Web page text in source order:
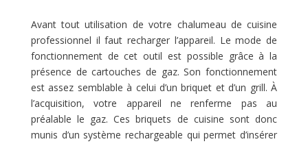
Avant tout utilisation de votre chalumeau de cuisine
professionnel il faut recharger l’appareil. Le mode de
fonctionnement de cet outil est possible grâce à la
présence de cartouches de gaz. Son fonctionnement
est assez semblable à celui d’un briquet et d’un grill. À
l’acquisition, votre appareil ne renferme pas au
préalable le gaz. Ces briquets de cuisine sont donc
munis d’un système rechargeable qui permet d’insérer